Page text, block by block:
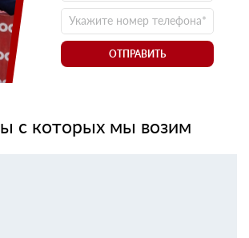
ОТПРАВИТЬ
с которых мы возим